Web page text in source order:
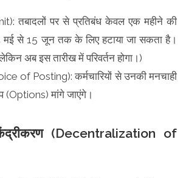
तबादलों पर से प्रतिबंध केवल एक महीने की
मई से 15 जून तक के लिए हटाया जा सकता है।
अब इस तारीख में परिवर्तन होगा।)
of Posting): कर्मचारियों से उनकी मनचाही
(Options) मांगे जाएंगे।
(Decentralization of